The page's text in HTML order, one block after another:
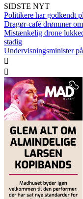
SIDSTE NYT
Politikere har godkendt
Dragør-café drømmer
Mistænkelig drone
stadig
Undervisningsminister